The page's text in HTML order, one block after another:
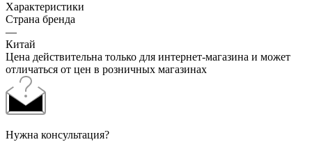
Характеристики
Страна бренда
—
Китай
Цена действительна только для интернет-магазина и может
отличаться от цен в розничных магазинах
Нужна консультация?